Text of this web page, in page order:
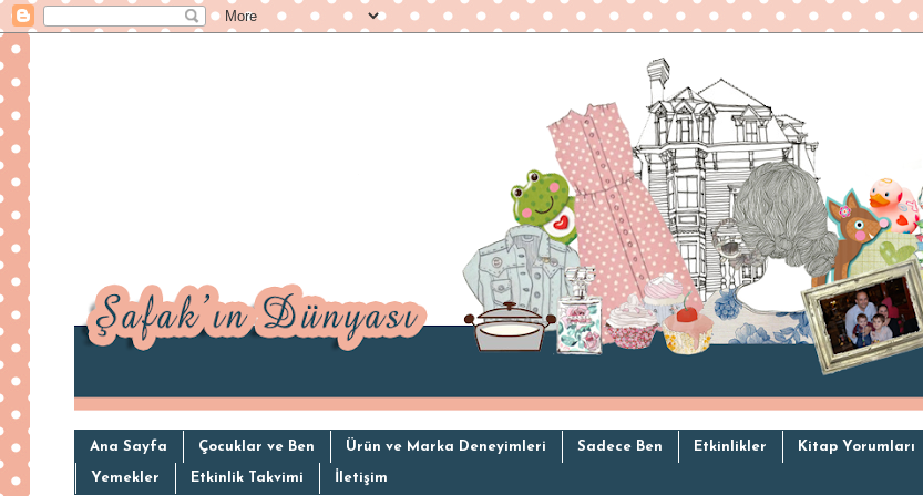
Ana Sayfa Çocuklar ve Ben Ürün ve Marka Deneyimleri Sadece Ben Etkinlikler Kitap Yorumları
Yemekler Etkinlik Takvimi İletişim